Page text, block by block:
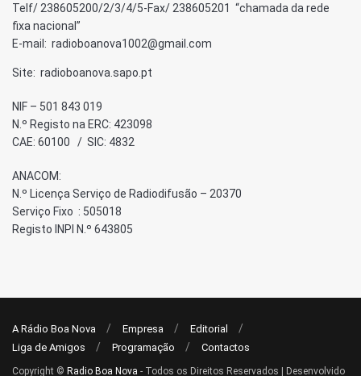
Telf/ 238605200/2/3/4/5-Fax/ 238605201 “chamada da rede
fixa nacional”
E-mail: radioboanova1002@gmail.com
Site: radioboanova.sapo.pt
NIF – 501 843 019
N.º Registo na ERC: 423098
CAE: 60100 / SIC: 4832
ANACOM:
N.º Licença Serviço de Radiodifusão – 20370
Serviço Fixo : 505018
Registo INPI N.º 643805
A Rádio Boa Nova Empresa
Editorial
Liga de Amigos
Programação Contactos
Copyright © Radio Boa Nova - Todos os Direitos Reservados | Desenvolvido